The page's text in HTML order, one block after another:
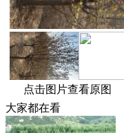
点击图片查看原图
大家都在看